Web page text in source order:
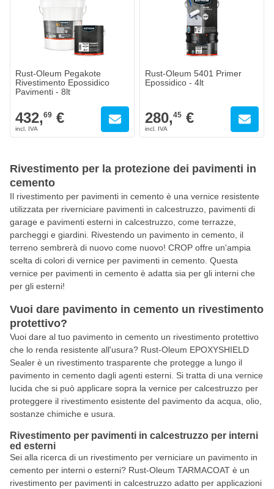
Rust-Oleum Pegakote
Rivestimento Epossidico
Pavimenti - 8lt
432,69 €
Rust-Oleum 5401 Primer
Epossidico - 4lt
280,45 €
Rivestimento per la protezione dei pavimenti in
cemento
Il rivestimento per pavimenti in cemento è una vernice resistente
utilizzata per riverniciare pavimenti in calcestruzzo, pavimenti di
garage e pavimenti esterni in calcestruzzo, come terrazze,
parcheggi e giardini. Rivestendo un pavimento in cemento, il
terreno sembrerà di nuovo come nuovo! CROP offre un'ampia
scelta di colori di vernice per pavimenti in cemento. Questa
vernice per pavimenti in cemento è adatta sia per gli interni che
per gli esterni!
Vuoi dare pavimento in cemento un rivestimento
protettivo?
Vuoi dare al tuo pavimento in cemento un rivestimento protettivo
che lo renda resistente all'usura? Rust-Oleum EPOXYSHIELD
Sealer è un rivestimento trasparente che protegge a lungo il
pavimento in cemento dagli agenti esterni. Si tratta di una vernice
lucida che si può applicare sopra la vernice per calcestruzzo per
proteggere il rivestimento esistente del pavimento da acqua, olio,
sostanze chimiche e usura.
Rivestimento per pavimenti in calcestruzzo per interni
ed esterni
Sei alla ricerca di un rivestimento per verniciare un pavimento in
cemento per interni o esterni? Rust-Oleum TARMACOAT è un
rivestimento per pavimenti in calcestruzzo adatto per applicazioni